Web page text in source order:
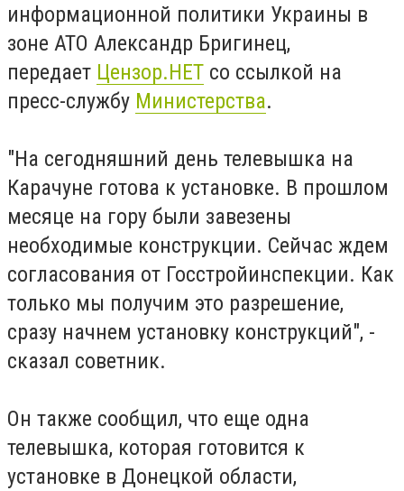
информационной политики Украины в
зоне АТО Александр Бригинец,
передает Цензор.НЕТ со ссылкой на
пресс-службу Министерства.
"На сегодняшний день телевышка на
Карачуне готова к установке. В прошлом
месяце на гору были завезены
необходимые конструкции. Сейчас ждем
согласования от Госстройинспекции. Как
только мы получим это разрешение,
сразу начнем установку конструкций", -
сказал советник.
Он также сообщил, что еще одна
телевышка, которая готовится к
установке в Донецкой области,